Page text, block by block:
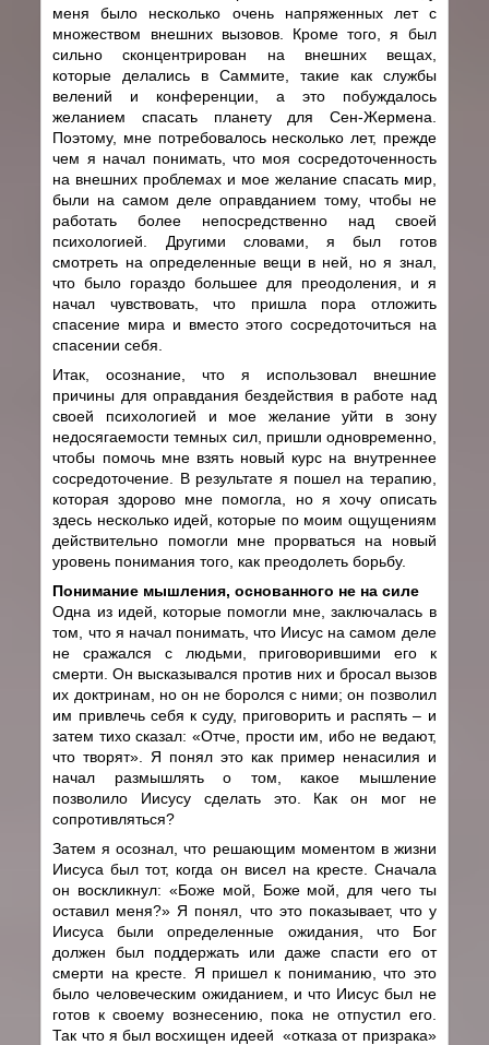
меня было несколько очень напряженных лет с
множеством внешних вызовов. Кроме того, я был
сильно сконцентрирован на внешних вещах,
которые делались в Саммите, такие как службы
велений и конференции, а это побуждалось
желанием спасать планету для Сен-Жермена.
Поэтому, мне потребовалось несколько лет, прежде
чем я начал понимать, что моя сосредоточенность
на внешних проблемах и мое желание спасать мир,
были на самом деле оправданием тому, чтобы не
работать более непосредственно над своей
психологией. Другими словами, я был готов
смотреть на определенные вещи в ней, но я знал,
что было гораздо большее для преодоления, и я
начал чувствовать, что пришла пора отложить
спасение мира и вместо этого сосредоточиться на
спасении себя.
Итак, осознание, что я использовал внешние
причины для оправдания бездействия в работе над
своей психологией и мое желание уйти в зону
недосягаемости темных сил, пришли одновременно,
чтобы помочь мне взять новый курс на внутреннее
сосредоточение. В результате я пошел на терапию,
которая здорово мне помогла, но я хочу описать
здесь несколько идей, которые по моим ощущениям
действительно помогли мне прорваться на новый
уровень понимания того, как преодолеть борьбу.
Понимание мышления, основанного не на силе
Одна из идей, которые помогли мне, заключалась в
том, что я начал понимать, что Иисус на самом деле
не сражался с людьми, приговорившими его к
смерти. Он высказывался против них и бросал вызов
их доктринам, но он не боролся с ними; он позволил
им привлечь себя к суду, приговорить и распять – и
затем тихо сказал: «Отче, прости им, ибо не ведают,
что творят». Я понял это как пример ненасилия и
начал размышлять о том, какое мышление
позволило Иисусу сделать это. Как он мог не
сопротивляться?
Затем я осознал, что решающим моментом в жизни
Иисуса был тот, когда он висел на кресте. Сначала
он воскликнул: «Боже мой, Боже мой, для чего ты
оставил меня?» Я понял, что это показывает, что у
Иисуса были определенные ожидания, что Бог
должен был поддержать или даже спасти его от
смерти на кресте. Я пришел к пониманию, что это
было человеческим ожиданием, и что Иисус был не
готов к своему вознесению, пока не отпустил его.
Так что я был восхищен идеей «отказа от призрака»